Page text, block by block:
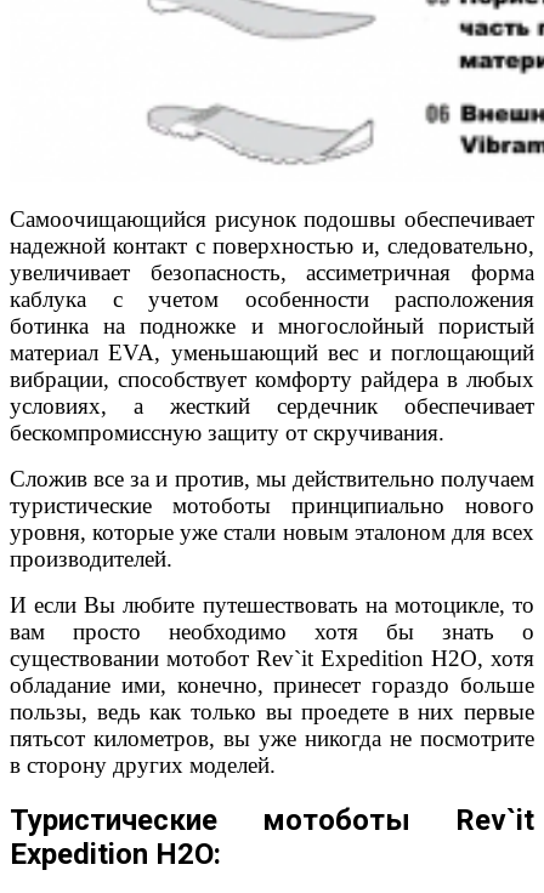
Самоочищающийся рисунок подошвы обеспечивает
надежной контакт с поверхностью и, следовательно,
увеличивает безопасность, ассиметричная форма
каблука с учетом особенности расположения
ботинка на подножке и многослойный пористый
материал EVA, уменьшающий вес и поглощающий
вибрации, способствует комфорту райдера в любых
условиях, а жесткий сердечник обеспечивает
бескомпромиссную защиту от скручивания.
Сложив все за и против, мы действительно получаем
туристические мотоботы принципиально нового
уровня, которые уже стали новым эталоном для всех
производителей.
И если Вы любите путешествовать на мотоцикле, то
вам просто необходимо хотя бы знать о
существовании мотобот Rev`it Expedition H2O, хотя
обладание ими, конечно, принесет гораздо больше
пользы, ведь как только вы проедете в них первые
пятьсот километров, вы уже никогда не посмотрите
в сторону других моделей.
Туристические мотоботы Rev`it
Expedition H2O: